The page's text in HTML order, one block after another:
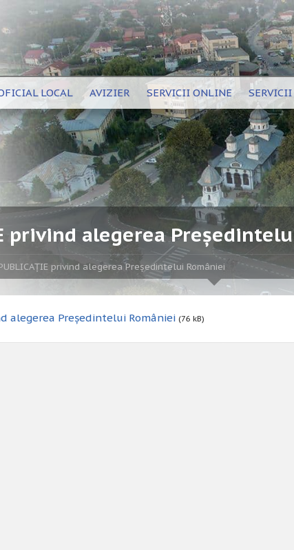
LOCAL AVIZIER SERVICII ONLINE
privind alegerea
privind alegerea Președintelui României
alegerea Președintelui României (76 kB)